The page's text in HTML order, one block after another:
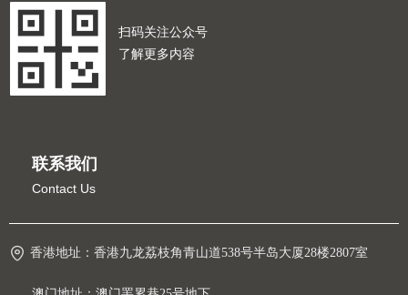
香港地址： 香港九龙荔枝角青山道538号半岛大厦28楼2807室
联系我们
Contact Us
扫码关注公众号
了解更多内容